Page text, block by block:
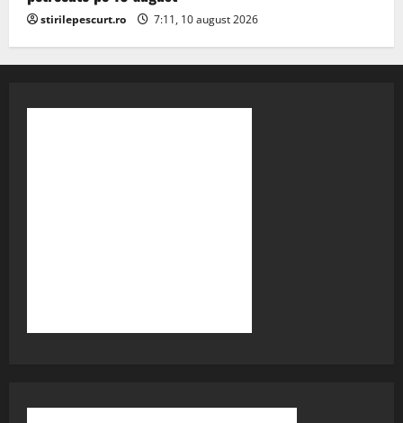
stirilepescurt.ro 7:11, 10 august 2026